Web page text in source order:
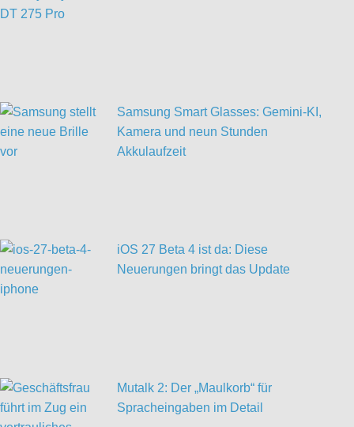
Samsung Smart Glasses: Gemini-KI,
Kamera und neun Stunden
Akkulaufzeit
iOS 27 Beta 4 ist da: Diese
Neuerungen bringt das Update
Mutalk 2: Der „Maulkorb“ für
Spracheingaben im Detail